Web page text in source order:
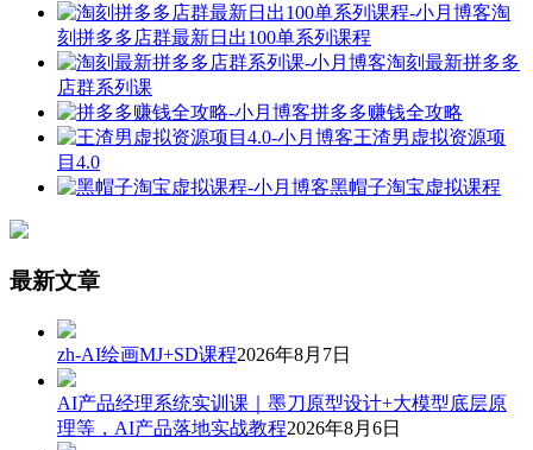
淘
刻拼多多店群最新日出100单系列课程
淘刻最新拼多多
店群系列课
拼多多赚钱全攻略
王渣男虚拟资源项
目4.0
黑帽子淘宝虚拟课程
最新文章
zh-AI绘画MJ+SD课程2026年8月7日
AI产品经理系统实训课｜墨刀原型设计+大模型底层原
理等，AI产品落地实战教程2026年8月6日